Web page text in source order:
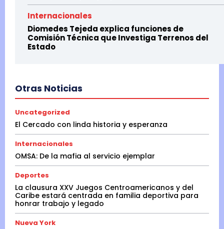
Internacionales
Diomedes Tejeda explica funciones de
Comisión Técnica que Investiga Terrenos del
Estado
Otras Noticias
Uncategorized
El Cercado con linda historia y esperanza
Internacionales
OMSA: De la mafia al servicio ejemplar
Deportes
La clausura XXV Juegos Centroamericanos y del
Caribe estará centrada en familia deportiva para
honrar trabajo y legado
Nueva York